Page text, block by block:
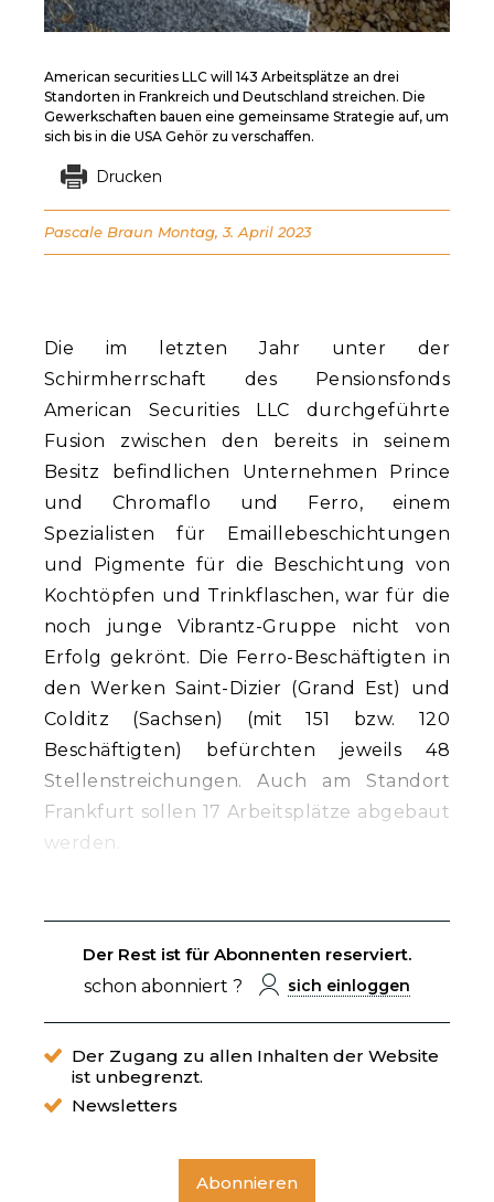
Die im letzten Jahr unter der
Schirmherrschaft des Pensionsfonds
American Securities LLC durchgeführte
Fusion zwischen den bereits in seinem
Besitz befindlichen Unternehmen Prince
und Chromaflo und Ferro, einem
Spezialisten für Emaillebeschichtungen
und Pigmente für die Beschichtung von
Kochtöpfen und Trinkflaschen, war für die
noch junge Vibrantz-Gruppe nicht von
Erfolg gekrönt. Die Ferro-Beschäftigten in
den Werken Saint-Dizier (Grand Est) und
Colditz (Sachsen) (mit 151 bzw. 120
Beschäftigten) befürchten jeweils 48
Stellenstreichungen. Auch am Standort
Frankfurt sollen 17 Arbeitsplätze abgebaut
werden.
Der Rest ist für Abonnenten reserviert.
schon abonniert ?
sich einloggen
Der Zugang zu allen Inhalten der Website
ist unbegrenzt.
Newsletters
Abonnieren
American securities LLC will 143 Arbeitsplätze an drei
Standorten in Frankreich und Deutschland streichen. Die
Gewerkschaften bauen eine gemeinsame Strategie auf, um
sich bis in die USA Gehör zu verschaffen.
Drucken
Pascale Braun Montag, 3. April 2023